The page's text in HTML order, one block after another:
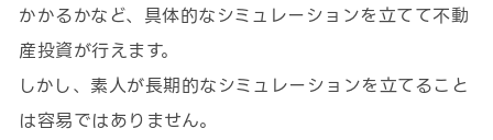
かかるかなど、具体的なシミュレーションを立てて不動
産投資が行えます。
しかし、素人が長期的なシミュレーションを立てること
は容易ではありません。